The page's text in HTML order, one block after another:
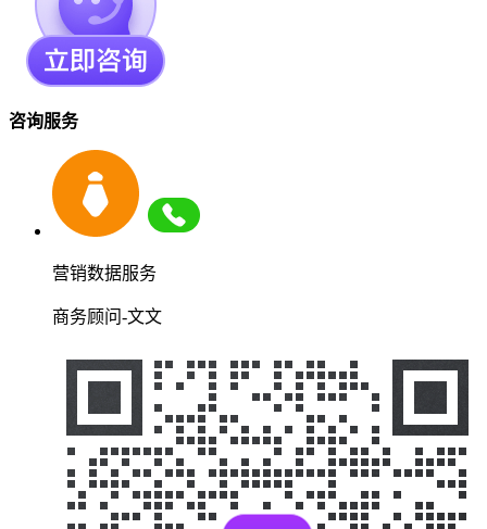
咨询服务
营销数据服务
商务顾问-文文